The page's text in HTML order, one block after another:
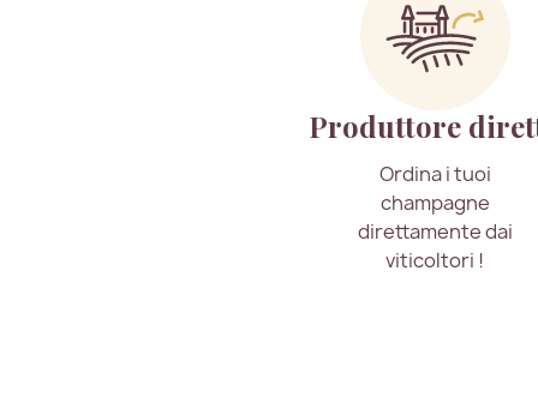
Produttore
Ordina i tuoi
champagne
direttamente dai
viticoltori !